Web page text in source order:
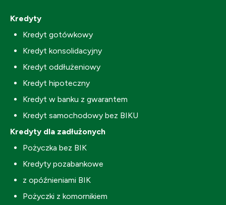
Kredyty
Kredyt gotówkowy
Kredyt konsolidacyjny
Kredyt oddłużeniowy
Kredyt hipoteczny
Kredyt w banku z gwarantem
Kredyt samochodowy bez BIKU
Kredyty dla zadłużonych
Pożyczka bez BIK
Kredyty pozabankowe
z opóźnieniami BIK
Pożyczki z komornikiem